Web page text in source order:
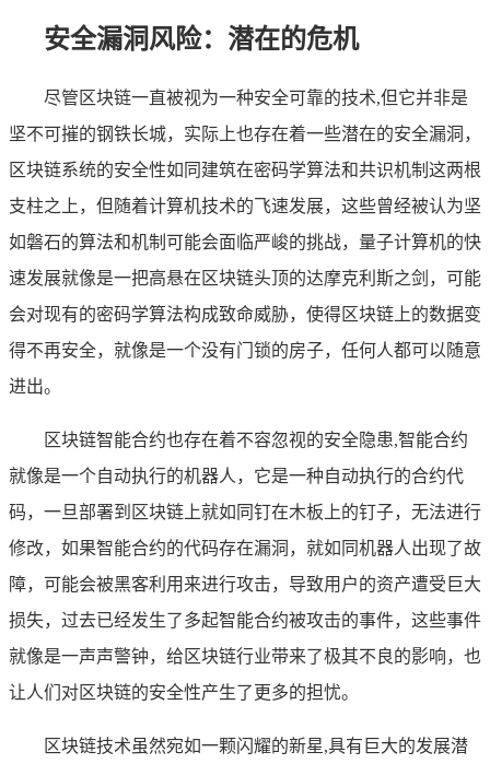
安全漏洞风险：潜在的危机
尽管区块链一直被视为一种安全可靠的技术,但它并非是
坚不可摧的钢铁长城，实际上也存在着一些潜在的安全漏洞，
区块链系统的安全性如同建筑在密码学算法和共识机制这两根
支柱之上，但随着计算机技术的飞速发展，这些曾经被认为坚
如磐石的算法和机制可能会面临严峻的挑战，量子计算机的快
速发展就像是一把高悬在区块链头顶的达摩克利斯之剑，可能
会对现有的密码学算法构成致命威胁，使得区块链上的数据变
得不再安全，就像是一个没有门锁的房子，任何人都可以随意
进出。
区块链智能合约也存在着不容忽视的安全隐患,智能合约
就像是一个自动执行的机器人，它是一种自动执行的合约代
码，一旦部署到区块链上就如同钉在木板上的钉子，无法进行
修改，如果智能合约的代码存在漏洞，就如同机器人出现了故
障，可能会被黑客利用来进行攻击，导致用户的资产遭受巨大
损失，过去已经发生了多起智能合约被攻击的事件，这些事件
就像是一声声警钟，给区块链行业带来了极其不良的影响，也
让人们对区块链的安全性产生了更多的担忧。
区块链技术虽然宛如一颗闪耀的新星,具有巨大的发展潜